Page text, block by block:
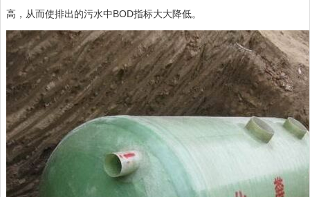
高，从而使排出的污水中BOD指标大大降低。